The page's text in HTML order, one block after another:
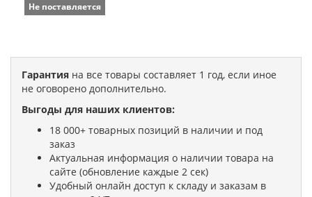
Не поставляется
Гарантия на все товары составляет 1 год, если иное
не оговорено дополнительно.
Выгоды для наших клиентов:
18 000+ товарных позиций в наличии и под
заказ
Актуальная информация о наличии товара на
сайте (обновление каждые 2 сек)
Удобный онлайн доступ к складу и заказам в